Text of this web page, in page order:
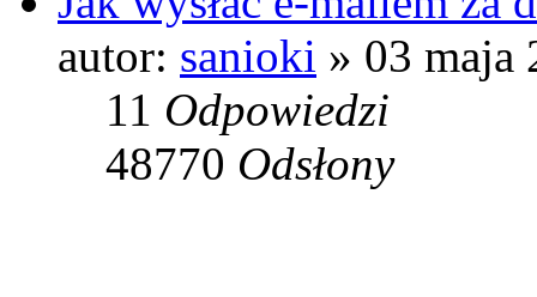
autor: sanioki » 03 maja
11 Odpowiedzi
48770 Odsłony